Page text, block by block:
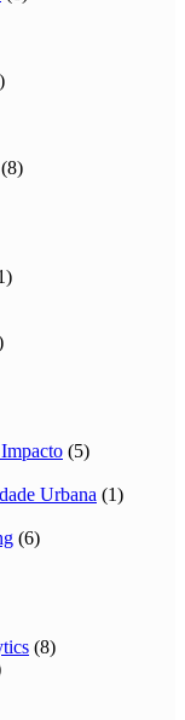
(8)
(5)
Urbana (1)
(6)
(8)